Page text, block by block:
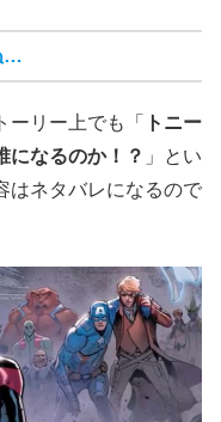
…
リー上でも「
トニー
になるのか！？ 」とい
はネタバレになるので